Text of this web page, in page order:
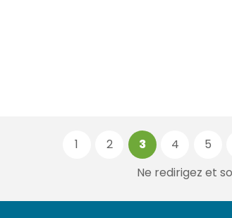
1 2 3 4 5
Ne redirigez et